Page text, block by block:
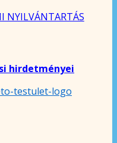
NYILVÁNTARTÁS
hirdetményei